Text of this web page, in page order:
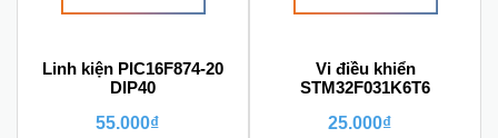
Linh kiện PIC16F874-20
DIP40
55.000₫
Vi điều khiển
STM32F031K6T6
25.000₫